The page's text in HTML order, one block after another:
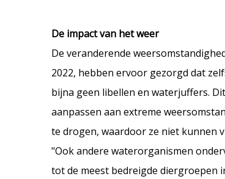
De impact van het weer
De veranderende
2022, hebben ervoor gezorgd dat
bijna geen libellen en waterjuffers.
aanpassen aan extreme
te drogen, waardoor ze niet kunnen
"Ook andere waterorganismen
tot de meest bedreigde diergroepen